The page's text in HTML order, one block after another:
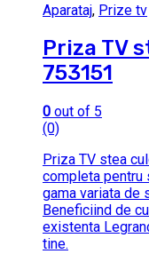
Aparataj, Prize tv
Priza TV
753151
0 out of 5
(0)
Priza TV stea
completa pentru
gama variata de
Beneficiind de
existenta
tine.